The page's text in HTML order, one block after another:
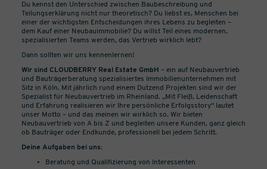
Du kennst den Unterschied zwischen Baubeschreibung und
Teilungserklärung nicht nur theoretisch? Du liebst es, Menschen bei
einer der wichtigsten Entscheidungen ihres Lebens zu begleiten –
dem Kauf einer Neubauimmobilie? Du willst Teil eines modernen,
spezialisierten Teams werden, das Vertrieb wirklich lebt?
Dann sollten wir uns kennenlernen!
Wir sind CLOUDBERRY Real Estate GmbH – ein auf Neubauvertrieb
und Bauträgerberatung spezialisiertes Immobilienunternehmen mit
Sitz in Köln. Mit jährlich rund einem Dutzend Projekten sind wir der
Spezialist für Neubauvertrieb im Rheinland. „Mit Fleiß, Leidenschaft
und Erfahrung realisieren wir Ihre persönliche Erfolgsstory“ lautet
unser Motto – und das meinen wir wirklich so. Wir bieten
Neubauvertrieb von A bis Z und begleiten unsere Kunden, ganz gleich
ob Bauträger oder Endkunde, professionell bei jedem Schritt.
Deine Aufgaben bei uns:
Beratung und Qualifizierung von Interessenten